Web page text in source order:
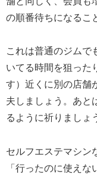
の順番待ちになるこ
これは普通のジムで
いてる時間を狙った
す）近くに別の店舗
夫しましょう。あと
るように祈りましょ
セルフエステマシン
「行ったのに使え